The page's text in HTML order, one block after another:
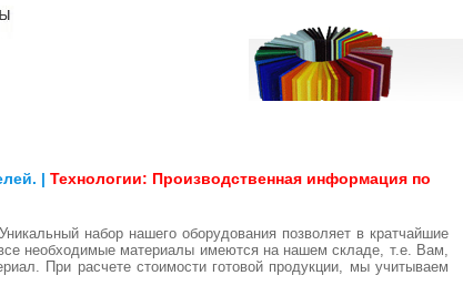
| Технологии: Производственная информация по
Уникальный набор нашего оборудования позволяет в кратчайшие
необходимые материалы имеются на нашем складе, т.е. Вам,
При расчете стоимости готовой продукции, мы учитываем